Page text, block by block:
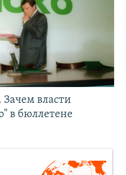
власти
в бюллетене